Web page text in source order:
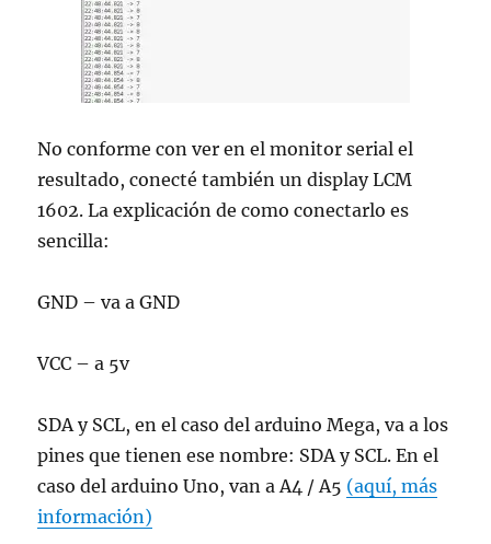
No conforme con ver en el monitor serial el
resultado, conecté también un display LCM
1602. La explicación de como conectarlo es
sencilla:
GND – va a GND
VCC – a 5v
SDA y SCL, en el caso del arduino Mega, va a los
pines que tienen ese nombre: SDA y SCL. En el
caso del arduino Uno, van a A4 / A5 (aquí, más
información)